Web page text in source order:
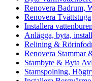
Renovera Badrum,
Renovera Tvättstuga
Installera
Anlägga, byta,
Relining &
Renovera Stammar
Stambyte & Byta
Stamspolning,